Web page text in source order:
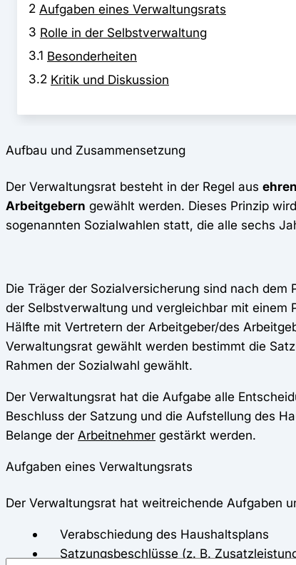
2 Aufgaben eines Verwaltungsrats
3 Rolle in der Selbstverwaltung
3.1 Besonderheiten
3.2 Kritik und Diskussion
Aufbau und Zusammensetzung
Der Verwaltungsrat besteht in der Regel aus
Arbeitgebern gewählt werden. Dieses Prinzip
sogenannten Sozialwahlen statt, die alle sechs
Die Träger der Sozialversicherung sind nach
der Selbstverwaltung und vergleichbar mit einem
Hälfte mit Vertretern der Arbeitgeber/des
Verwaltungsrat gewählt werden bestimmt die
Rahmen der Sozialwahl gewählt.
Der Verwaltungsrat hat die Aufgabe alle
Beschluss der Satzung und die Aufstellung des
Belange der Arbeitnehmer gestärkt werden.
Aufgaben eines Verwaltungsrats
Der Verwaltungsrat hat weitreichende Aufgaben
Verabschiedung des Haushaltsplans
Satzungsbeschlüsse (z. B.